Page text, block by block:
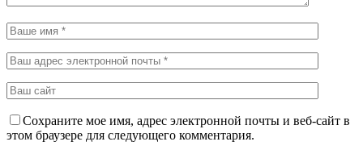
Сохраните мое имя, адрес электронной почты и веб-сайт в
этом браузере для следующего комментария.